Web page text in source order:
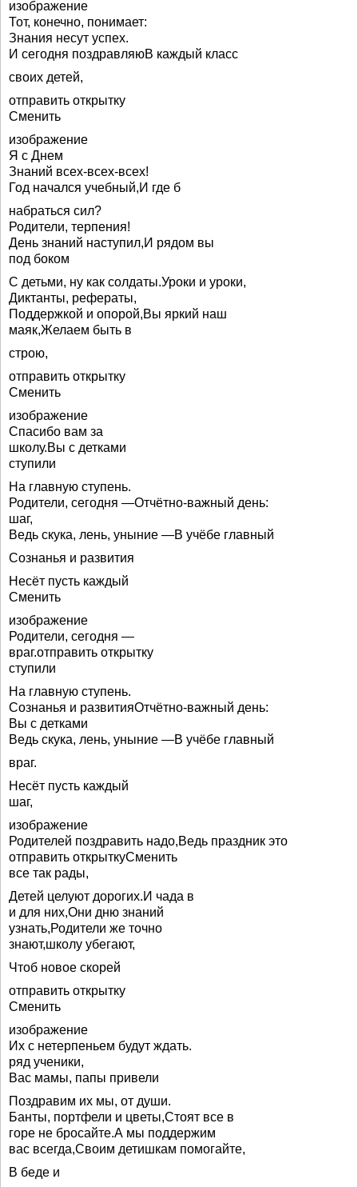
изображение
Тот, конечно, понимает:
Знания несут успех.
И сегодня поздравляюВ каждый класс
своих детей,
отправить открытку
Сменить
изображение
Я с Днем
Знаний всех-всех-всех!
Год начался учебный,И где б
набраться сил?
Родители, терпения!
День знаний наступил,И рядом вы
под боком
С детьми, ну как солдаты.Уроки и уроки,
Диктанты, рефераты,
Поддержкой и опорой,Вы яркий наш
маяк,Желаем быть в
строю,
отправить открытку
Сменить
изображение
Спасибо вам за
школу.Вы с детками
ступили
На главную ступень.
Родители, сегодня —Отчётно-важный день:
шаг,
Ведь скука, лень, уныние —В учёбе главный
Сознанья и развития
Несёт пусть каждый
Сменить
изображение
Родители, сегодня —
враг.отправить открытку
ступили
На главную ступень.
Сознанья и развитияОтчётно-важный день:
Вы с детками
Ведь скука, лень, уныние —В учёбе главный
враг.
Несёт пусть каждый
шаг,
изображение
Родителей поздравить надо,Ведь праздник это
отправить открыткуСменить
все так рады,
Детей целуют дорогих.И чада в
и для них,Они дню знаний
узнать,Родители же точно
знают,школу убегают,
Чтоб новое скорей
отправить открытку
Сменить
изображение
Их с нетерпеньем будут ждать.
ряд ученики,
Вас мамы, папы привели
Поздравим их мы, от души.
Банты, портфели и цветы,Стоят все в
горе не бросайте.А мы поддержим
вас всегда,Своим детишкам помогайте,
В беде и